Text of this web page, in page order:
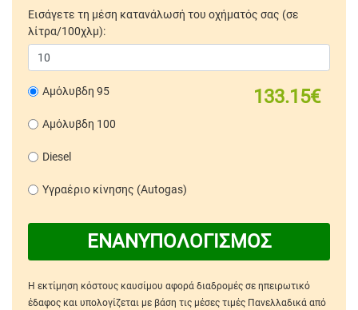
Εισάγετε τη μέση κατανάλωσή του οχήματός σας (σε
λίτρα/100χλμ):
133.15€
Αμόλυβδη 95
Αμόλυβδη 100
Diesel
Υγραέριο κίνησης (Autogas)
ΕΝΑΝΥΠΟΛΟΓΙΣΜΟΣ
Η εκτίμηση κόστους καυσίμου αφορά διαδρομές σε ηπειρωτικό
έδαφος και υπολογίζεται με βάση τις μέσες τιμές Πανελλαδικά από